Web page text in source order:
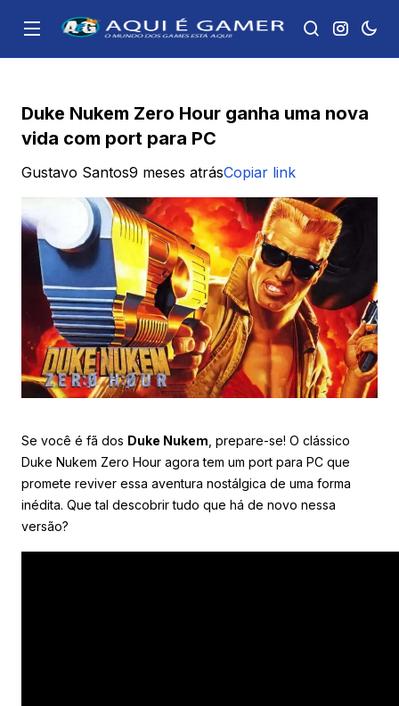
Duke Nukem Zero Hour ganha uma nova
vida com port para PC
Gustavo Santos9 meses atrásCopiar link
Se você é fã dos Duke Nukem , prepare-se! O clássico
Duke Nukem Zero Hour agora tem um port para PC que
promete reviver essa aventura nostálgica de uma forma
inédita. Que tal descobrir tudo que há de novo nessa
versão?